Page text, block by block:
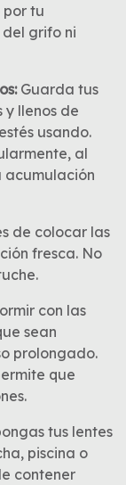
tu
grifo ni
Guarda tus
y llenos de
usando.
al
acumulación
de colocar las
fresca. No
con las
sean
prolongado.
que
tus lentes
piscina o
contener